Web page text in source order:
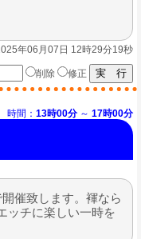
年06月07日 12時29分19秒
削除 修正
時間： 13時00分 ～ 17時00分
催致します。褌なら
ッチに楽しい一時を